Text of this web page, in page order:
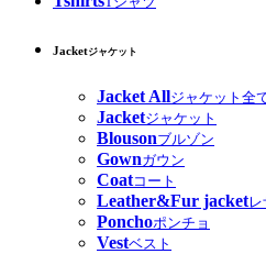
Jacketジャケット
Jacket Allジャケット全
Jacketジャケット
Blousonブルゾン
Gownガウン
Coatコート
Leather&Fur jacketレ
Ponchoポンチョ
Vestベスト